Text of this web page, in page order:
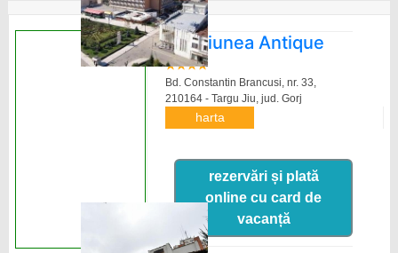
Pensiunea Antique
Bd. Constantin Brancusi, nr. 33,
210164 - Targu Jiu, jud. Gorj
harta
rezervări și plată
online cu card de
vacanță